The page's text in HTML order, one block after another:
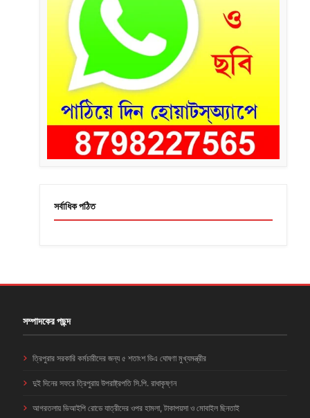
সর্বাধিক পঠিত
সম্পাদকের পছন্দ
ত্রিপুরার সরকারি কর্মচারীদের জন্য ৫ শতাংশ ডিএ ঘোষণা মুখ্যমন্ত্রীর
দুই দিনের সফরে ত্রিপুরায় উপরাষ্ট্রপতি সি.পি. রাধাকৃষ্ণন
আগরতলায় ভিআইপি রোডে যাত্রীদের ওপর হামলা, টাকাপয়সা ও মোবাইল ছিনতাই